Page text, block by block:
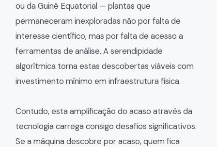
ou da Guiné Equatorial — plantas que
permaneceram inexploradas não por falta de
interesse científico, mas por falta de acesso a
ferramentas de análise. A serendipidade
algorítmica torna estas descobertas viáveis com
investimento mínimo em infraestrutura física.
Contudo, esta amplificação do acaso através da
tecnologia carrega consigo desafios significativos.
Se a máquina descobre por acaso, quem fica